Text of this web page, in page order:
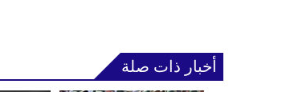
أخبار ذات صلة